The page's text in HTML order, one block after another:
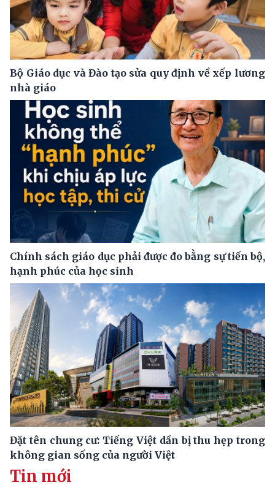
Bộ Giáo dục và Đào tạo sửa quy định về xếp lương
nhà giáo
Chính sách giáo dục phải được đo bằng sự tiến bộ,
hạnh phúc của học sinh
Đặt tên chung cư: Tiếng Việt dần bị thu hẹp trong
không gian sống của người Việt
Tin mới